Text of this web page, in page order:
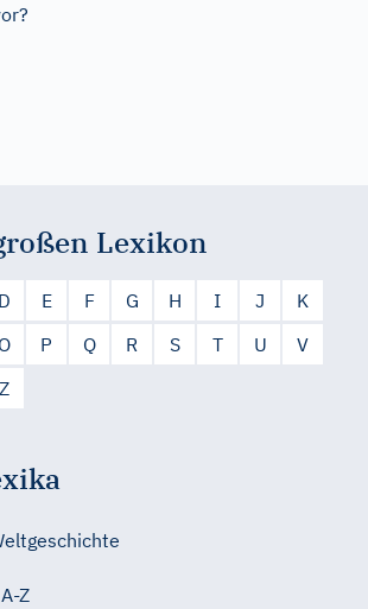
Lexikon
D E F G H I J
K
O P Q R S T U
V
Z
Z